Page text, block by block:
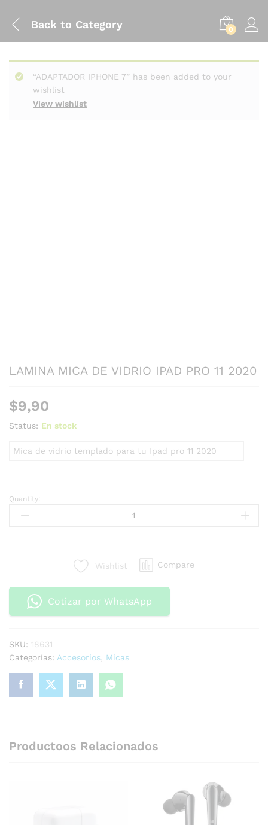
Back to Category 0
View wishlist
“ADAPTADOR IPHONE 7” has been added to your
wishlist
LAMINA MICA DE VIDRIO IPAD PRO 11 2020
$9,90
Status: En stock
Mica de vidrio templado para tu Ipad pro 11 2020
Quantity:
Wishlist Compare
Cotizar por WhatsApp
SKU: 18631
Categorías: Accesorios Micas
Productoos Relacionados